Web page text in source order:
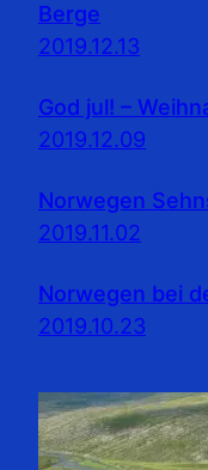
Berge
2019.12.13
God jul! –
2019.12.09
Norwegen
2019.11.02
Norwegen bei
2019.10.23